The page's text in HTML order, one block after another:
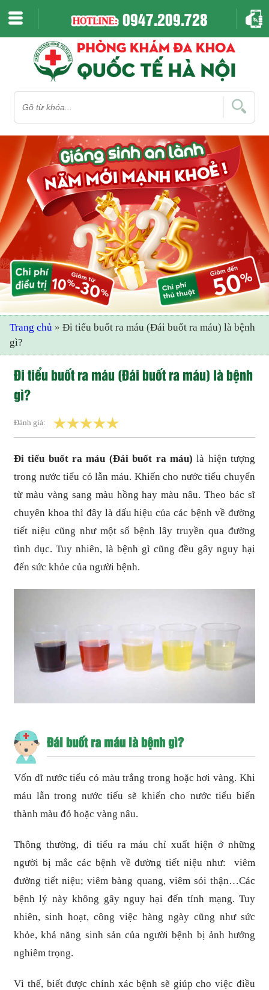
0947.209.728
Trang chủ »Đi tiểu buốt ra máu (Đái buốt ra máu) là bệnh
gì?
Đi tiểu buốt ra máu (Đái buốt ra máu) là bệnh
gì?
Đánh giá:
Đi tiểu buốt ra máu (Đái buốt ra máu) là hiện tượng
trong nước tiểu có lẫn máu. Khiến cho nước tiểu chuyển
từ màu vàng sang màu hồng hay màu nâu. Theo bác sĩ
chuyên khoa thì đây là dấu hiệu của các bệnh về đường
tiết niệu cũng như một số bệnh lây truyền qua đường
tình dục. Tuy nhiên, là bệnh gì cũng đều gây nguy hại
đến sức khỏe của người bệnh.
Đái buốt ra máu là bệnh gì?
Vốn dĩ nước tiểu có màu trắng trong hoặc hơi vàng. Khi
máu lẫn trong nước tiếu sẽ khiến cho nước tiểu biến
thành màu đỏ hoặc vàng nâu.
Thông thường, đi tiểu ra máu chỉ xuất hiện ở những
người bị mắc các bệnh về đường tiết niệu như: viêm
đường tiết niệu; viêm bàng quang, viêm sỏi thận…Các
bệnh lý này không gây nguy hại đến tính mạng. Tuy
nhiên, sinh hoạt, công việc hàng ngày cũng như sức
khỏe, khả năng sinh sản của người bệnh bị ảnh hưởng
nghiêm trọng.
Vì thế, biết được chính xác bệnh sẽ giúp cho việc điều